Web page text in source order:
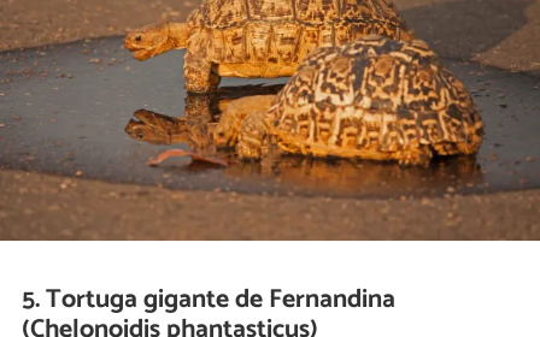
5. Tortuga gigante de Fernandina